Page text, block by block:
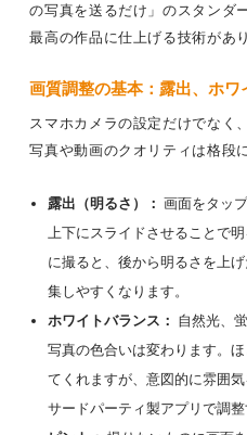
の写真を送るだけ」のスタンダ
最高の作品に仕上げる技術があ
画質調整の基本：露出、ホワ
スマホカメラの設定だけでなく
写真や動画のクオリティは格段
露出（明るさ）： 画面をタッ
上下にスライドさせることで
に撮ると、後から明るさを上
集しやすくなります。
ホワイトバランス： 自然光、
写真の色合いは変わります。
てくれますが、意図的に雰囲
サードパーティ製アプリで調整